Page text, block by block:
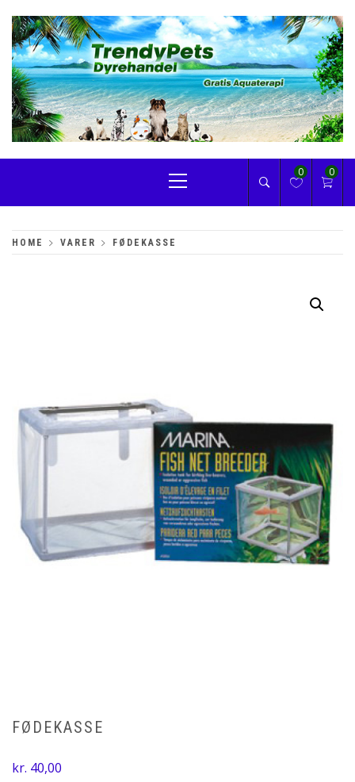
content
TRENDYPETS
Menu
0 0
HOME VARER FØDEKASSE
FØDEKASSE
kr. 40,00